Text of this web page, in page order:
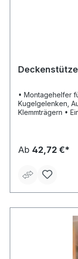
• Montagehelfer für
Kugelgelenken,
Klemmträgern • Einhandbedienung, mit patentiertem
Ab 42,72 €*